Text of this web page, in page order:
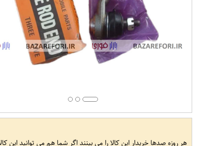
هر روزه صدها خریدار این کالا را می بینند اگر شما هم می توانید این